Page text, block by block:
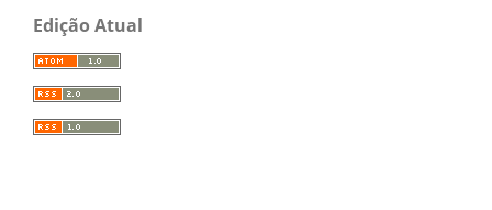
Edição Atual